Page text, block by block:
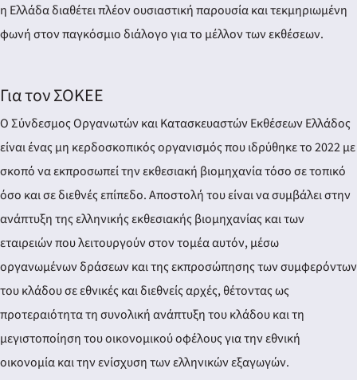
η Ελλάδα διαθέτει πλέον ουσιαστική παρουσία και τεκμηριωμένη
φωνή στον παγκόσμιο διάλογο για το μέλλον των εκθέσεων.
Για τον ΣΟΚΕΕ
Ο Σύνδεσμος Οργανωτών και Κατασκευαστών Εκθέσεων Ελλάδος
είναι ένας μη κερδοσκοπικός οργανισμός που ιδρύθηκε το 2022 με
σκοπό να εκπροσωπεί την εκθεσιακή βιομηχανία τόσο σε τοπικό
όσο και σε διεθνές επίπεδο. Αποστολή του είναι να συμβάλει στην
ανάπτυξη της ελληνικής εκθεσιακής βιομηχανίας και των
εταιρειών που λειτουργούν στον τομέα αυτόν, μέσω
οργανωμένων δράσεων και της εκπροσώπησης των συμφερόντων
του κλάδου σε εθνικές και διεθνείς αρχές, θέτοντας ως
προτεραιότητα τη συνολική ανάπτυξη του κλάδου και τη
μεγιστοποίηση του οικονομικού οφέλους για την εθνική
οικονομία και την ενίσχυση των ελληνικών εξαγωγών.